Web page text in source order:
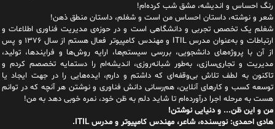
رنگ احساس و اندیشه، مشق شب کرده‌ام!
شعر و نوشته، داستان احساس من است و شغلم، داستان منطق ذهن!
شغلم یک تخصص تجربی و دانشگاهی است و در حوزه‌ی مدیریت فناوری اطلاعات و
ارتباطات و به‌عنوان مدرس ITIL و مهندس کامپیوتر فعال هستم از سال ۱۳۷۶ و پس
از آن با پروژه‌های دانشجویی، بررسی سیستم‌ها، ارایه روش‌ها و فرایندها، تولید،
مدیریت و تجاری‌سازی، به‌طور شبانه‌روزی، اندیشه‌ام را دستمایه تخصصم کردم و
تاکنون به لطف تلاش بی‌وقفه‌ای که داشتم و دارم، اید‌ه‌هایی را در جهت ایجاد یا
توسعه کسب و کارهای آنلاین، هم‌رسانی دانش فناوری و نوشتن هر آنچه که در توانم
هست به مرحله اجرا درآورده‌ام تا شاید دلم به ظن خود، نمره خوبی دهد به من!
من و این ظن... و دنیایی نوشتن!
هادی احمدی: نویسنده، شاعر، مهندس کامپیوتر و مدرس ITIL.